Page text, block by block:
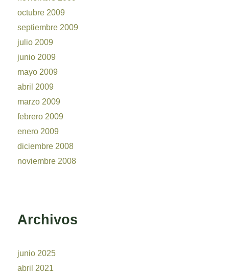
octubre 2009
septiembre 2009
julio 2009
junio 2009
mayo 2009
abril 2009
marzo 2009
febrero 2009
enero 2009
diciembre 2008
noviembre 2008
Archivos
junio 2025
abril 2021